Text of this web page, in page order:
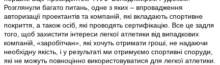
Розглянули багато питань, одне з яких – впровадження
авторизації проектантів та компаній, які вкладають спортивне
покриття, а також осіб, які проводять сертифікацію. Все це задля
того, щоб захистити інтереси легкої атлетики від випадкових
компаній, «заробітчан», які хочуть отримати гроші, не надаючи
необхідну якість, і у результаті ми отримуємо спортивні споруди,
які не можуть повноцінно використовуватися для легкої атлетики.